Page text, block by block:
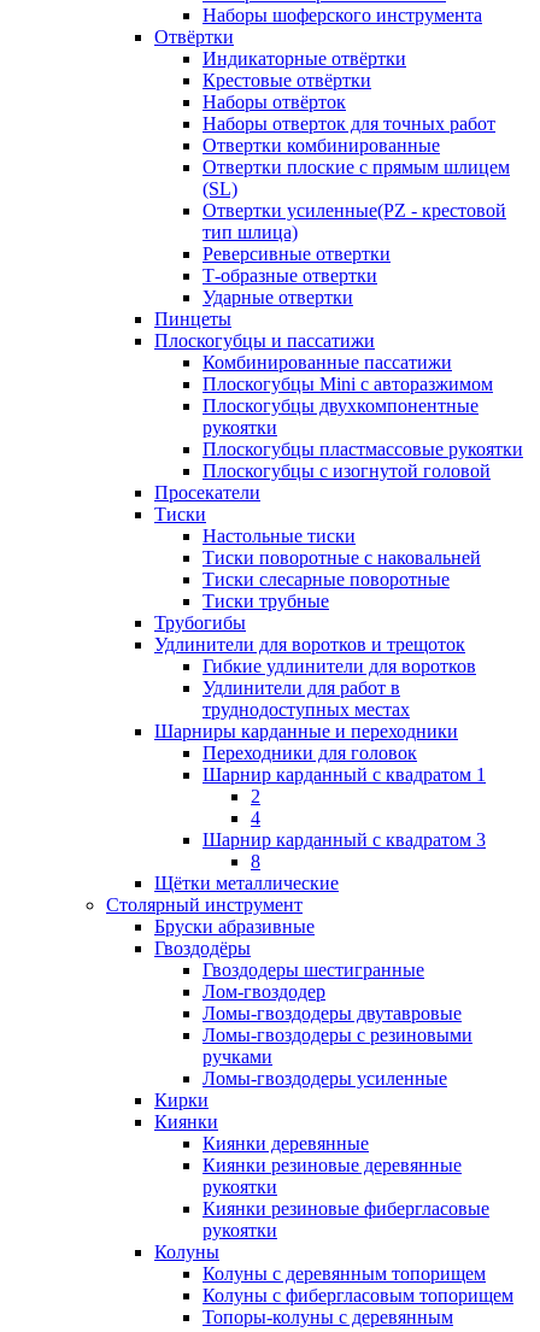
Наборы шоферского инструмента
Отвёртки
Индикаторные отвёртки
Крестовые отвёртки
Наборы отвёрток
Наборы отверток для точных работ
Отвертки комбинированные
Отвертки плоские с прямым шлицем
(SL)
Отвертки усиленные(PZ - крестовой
тип шлица)
Реверсивные отвертки
Т-образные отвертки
Ударные отвертки
Пинцеты
Плоскогубцы и пассатижи
Комбинированные пассатижи
Плоскогубцы Mini с авторазжимом
Плоскогубцы двухкомпонентные
рукоятки
Плоскогубцы пластмассовые рукоятки
Плоскогубцы с изогнутой головой
Просекатели
Тиски
Настольные тиски
Тиски поворотные с наковальней
Тиски слесарные поворотные
Тиски трубные
Трубогибы
Удлинители для воротков и трещоток
Гибкие удлинители для воротков
Удлинители для работ в
труднодоступных местах
Шарниры карданные и переходники
Переходники для головок
Шарнир карданный с квадратом 1
2
4
Шарнир карданный с квадратом 3
8
Щётки металлические
Столярный инструмент
Бруски абразивные
Гвоздодёры
Гвоздодеры шестигранные
Лом-гвоздодер
Ломы-гвоздодеры двутавровые
Ломы-гвоздодеры с резиновыми
ручками
Ломы-гвоздодеры усиленные
Кирки
Киянки
Киянки деревянные
Киянки резиновые деревянные
рукоятки
Киянки резиновые фибергласовые
рукоятки
Колуны
Колуны с деревянным топорищем
Колуны с фибергласовым топорищем
Топоры-колуны с деревянным